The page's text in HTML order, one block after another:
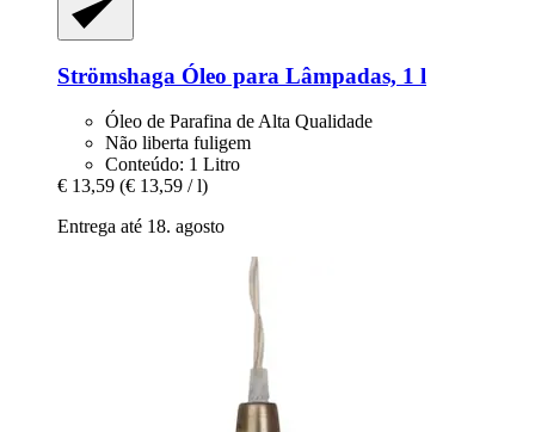
Strömshaga Óleo para Lâmpadas, 1 l
Óleo de Parafina de Alta Qualidade
Não liberta fuligem
Conteúdo: 1 Litro
€ 13,59 (€ 13,59 / l)
Entrega até 18. agosto